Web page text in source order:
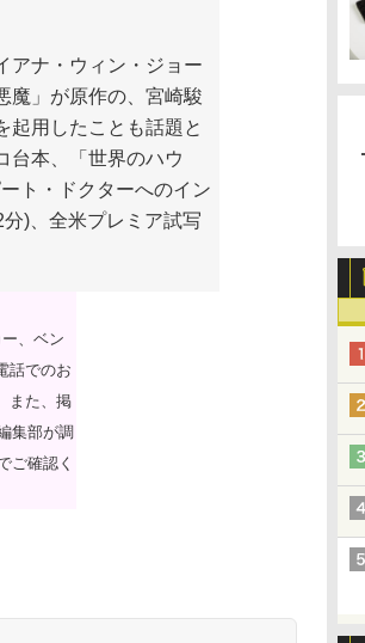
ナ・ウィン・ジョー
魔」が原作の、宮崎駿
起用したことも話題と
台本、「世界のハウ
ト・ドクターへのイン
)、全米プレミア試写
、ベン
話でのお
また、掲
集部が調
ご確認く